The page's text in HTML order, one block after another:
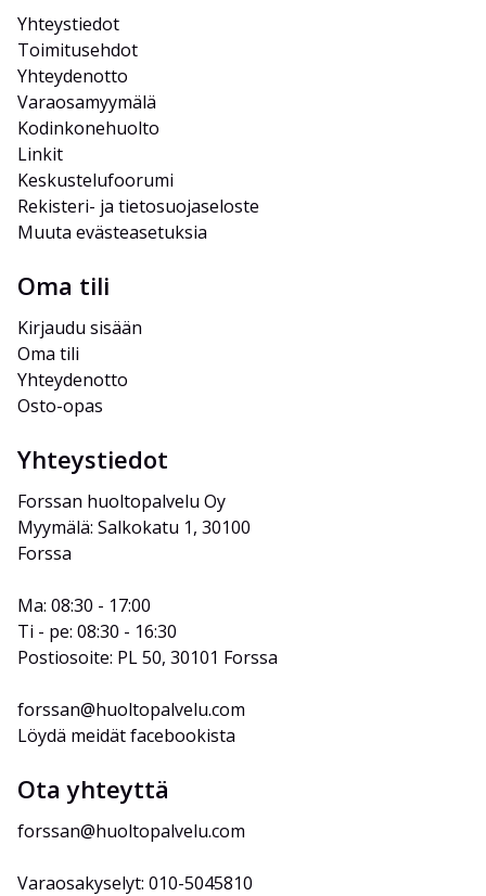
Yhteystiedot
Toimitusehdot
Yhteydenotto
Varaosamyymälä
Kodinkonehuolto
Linkit
Keskustelufoorumi
Rekisteri- ja tietosuojaseloste
Muuta evästeasetuksia
Oma tili
Kirjaudu sisään
Oma tili
Yhteydenotto
Osto-opas
Yhteystiedot
Forssan huoltopalvelu Oy
Myymälä: Salkokatu 1, 30100
Forssa
Ma: 08:30 - 17:00
Ti - pe: 08:30 - 16:30
Postiosoite: PL 50, 30101 Forssa
forssan@huoltopalvelu.com
Löydä meidät facebookista
Ota yhteyttä
forssan@huoltopalvelu.com
Varaosakyselyt: 010-5045810